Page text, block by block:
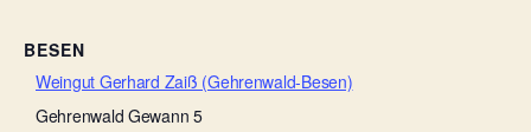
BESEN
Weingut Gerhard Zaiß (Gehrenwald-Besen)
Gehrenwald Gewann 5